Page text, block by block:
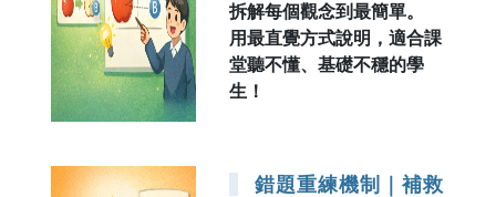
拆解每個觀念到最簡單。
用最直覺方式說明，適合課
堂聽不懂、基礎不穩的學
生！
錯題重練機制｜補救